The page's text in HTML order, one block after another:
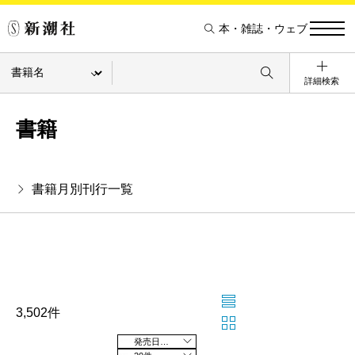
本・雑誌・ウェブ
詳細検索
書籍
書籍月別刊行一覧
3,502件